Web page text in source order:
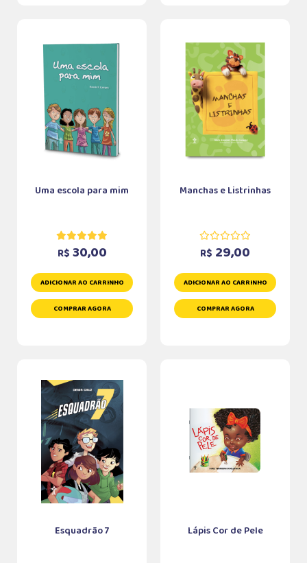
Uma escola para mim
R$ 30,00
ADICIONAR AO CARRINHO
COMPRAR AGORA
Manchas e Listrinhas
R$ 29,00
ADICIONAR AO CARRINHO
COMPRAR AGORA
Esquadrão 7 Lápis Cor de Pele